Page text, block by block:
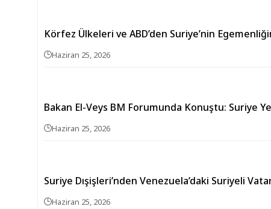
Körfez Ülkeleri ve ABD’den Suriye’nin
Haziran 25, 2026
Bakan El-Veys BM Forumunda Konuştu: Suriye
Haziran 25, 2026
Suriye Dışişleri’nden Venezuela’daki Suriyeli
Haziran 25, 2026